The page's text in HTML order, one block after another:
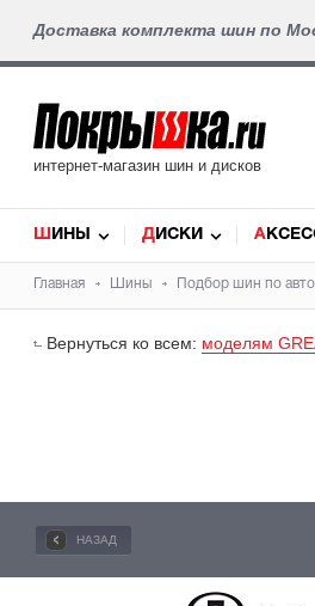
Доставка комплекта шин по
интернет-магазин шин и дисков
ШИНЫ ДИСКИ
Главная Шины Подбор шин по
Вернуться ко всем: моделям
НАЗАД